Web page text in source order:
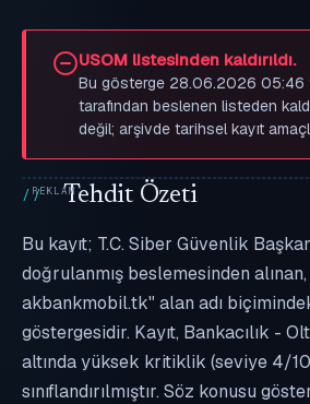
USOM listesinden kaldırıldı.
Bu gösterge 28.06.2026 05:46
tarafından beslenen listeden
değil; arşivde tarihsel kayıt
Tehdit Özeti
Bu kayıt; T.C. Siber Güvenlik
doğrulanmış beslemesinden
akbankmobil.tk" alan adı
göstergesidir. Kayıt, Bankacılık -
altında yüksek kritiklik (seviye 4/
sınıflandırılmıştır. Söz konusu